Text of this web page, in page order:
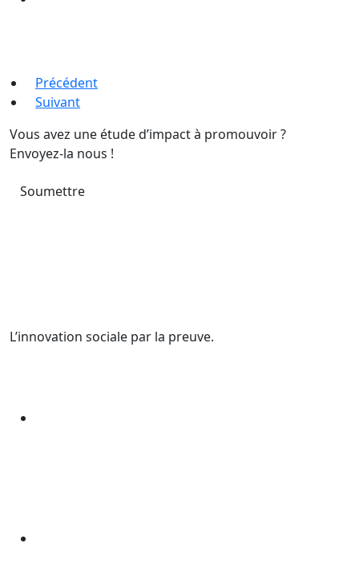
Précédent
Suivant
Vous avez une étude d’impact à promouvoir ?
Envoyez-la nous !
Soumettre
L’innovation sociale par la preuve.